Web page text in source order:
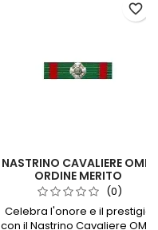
NASTRINO CAVALIERE OMRI
ORDINE MERITO
REPUBBLICA DAL 2001
(0)
Celebra l'onore e il prestigio
con il Nastrino Cavaliere OMRI
favorite_border